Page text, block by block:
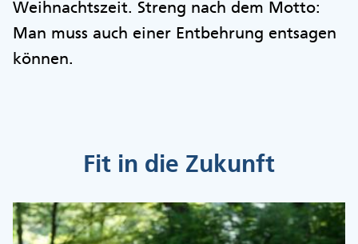
Weihnachtszeit. Streng nach dem Motto:
Man muss auch einer Entbehrung entsagen
können.
Fit in die Zukunft